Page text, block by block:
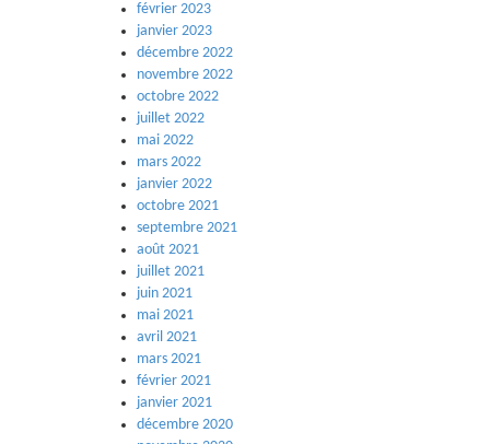
février 2023
janvier 2023
décembre 2022
novembre 2022
octobre 2022
juillet 2022
mai 2022
mars 2022
janvier 2022
octobre 2021
septembre 2021
août 2021
juillet 2021
juin 2021
mai 2021
avril 2021
mars 2021
février 2021
janvier 2021
décembre 2020